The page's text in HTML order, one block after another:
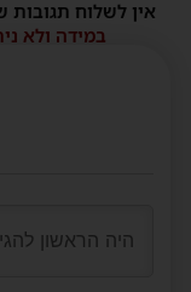
אין לשלוח תגובות
במידה ולא